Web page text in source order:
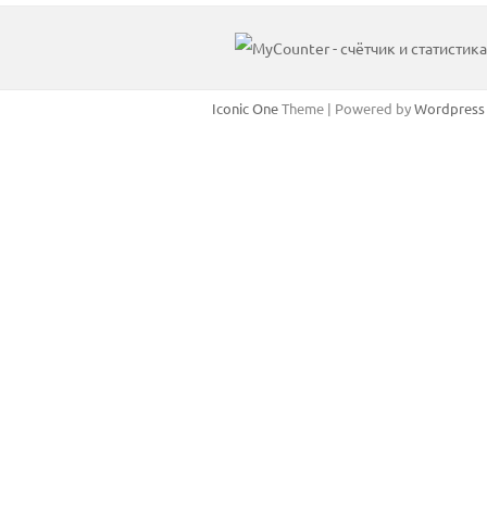
Iconic OneTheme | Powered byWordpress